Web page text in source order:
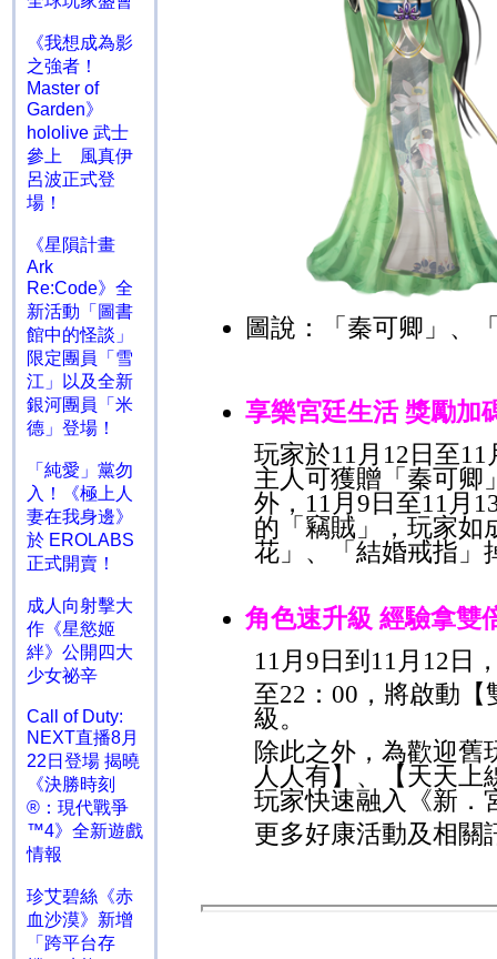
《我想成為影
之強者！
Master of
Garden》
hololive 武士
參上 風真伊
呂波正式登
場！
《星隕計畫
Ark
Re:Code》全
新活動「圖書
館中的怪談」
限定團員「雪
江」以及全新
銀河團員「米
德」登場！
「純愛」黨勿
入！《極上人
妻在我身邊》
於 EROLABS
正式開賣！
成人向射擊大
作《星慾姬
絆》公開四大
少女祕辛
Call of Duty:
NEXT直播8月
22日登場 揭曉
《決勝時刻
®：現代戰爭
™4》全新遊戲
情報
珍艾碧絲《赤
血沙漠》新增
「跨平台存
圖說：「秦可卿」、
享樂宮廷生活 獎勵加
玩家於11 月 12 日至11
主人可獲贈「秦可卿
外， 11 月 9 日至11 月
的「竊賊」，玩家如
花」、「結婚戒指」
角色速升級 經驗拿雙
11 月 9 日到 11 月 12 日
至22 ： 00 ，將啟動
級。
除此之外，為歡迎舊
人人有】、【天天上
玩家快速融入《新．
更多好康活動及相關